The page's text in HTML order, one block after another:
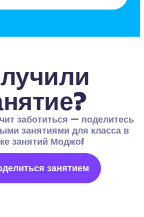
заботиться — поделитесь
занятиями для класса в
занятий Моджо!
занятием